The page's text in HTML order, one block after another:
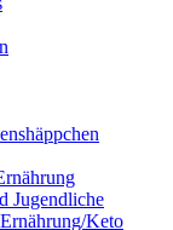
Jugendliche
Keto